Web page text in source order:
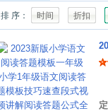
排 序： 时间 折扣